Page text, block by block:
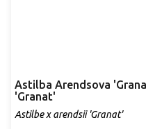
Astilba Arendsova 'Granat' - Astilbe x arendsii
'Granat'
Astilbe x arendsii 'Granat'